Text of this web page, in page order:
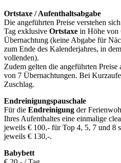
Ortstaxe / Aufenthaltsabgabe
Die angeführten Preise verstehen
Tag exklusive Ortstaxe in Höhe von
Übernachtung (keine Abgabe für
zum Ende des Kalenderjahres, in
vollenden).
Zudem gelten die angeführten
von 7 Übernachtungen. Bei
Zuschlag.
Endreinigungspauschale
Für die Endreinigung der
Ihres Aufenthaltes eine einmalige
jeweils € 100,- für Top 4, 5, 7 und 8
jeweils € 130,-.
Babybett